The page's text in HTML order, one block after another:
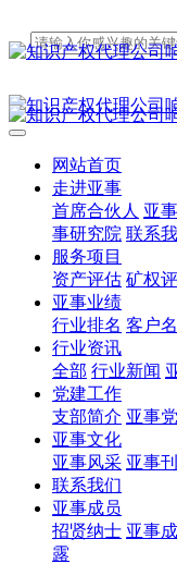
网站首页
走进亚事
首席合伙人 亚
事研究院 联系
服务项目
资产评估 矿权
亚事业绩
行业排名 客户
行业资讯
全部 行业新闻
党建工作
支部简介 亚事
亚事文化
亚事风采 亚事
联系我们
亚事成员
招贤纳士 亚事
露